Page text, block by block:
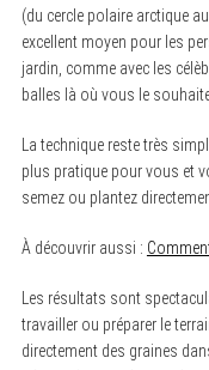
(du cercle polaire arctique
excellent moyen pour les
jardin, comme avec les
balles là où vous le
La technique reste très
plus pratique pour vous et
semez ou plantez
À découvrir aussi :
Les résultats sont
travailler ou préparer le
directement des graines